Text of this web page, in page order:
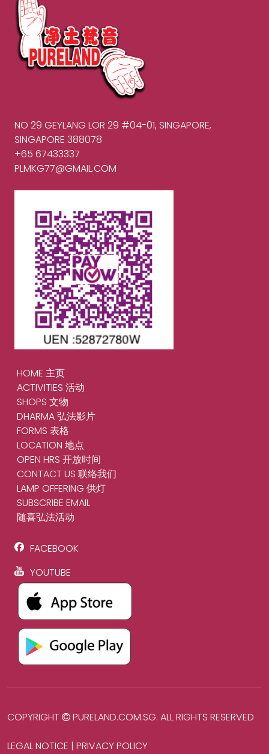
NO 29 GEYLANG LOR 29 #04-01, SINGAPORE,
SINGAPORE 388078
+65 67433337
PLMKG77@GMAIL.COM
HOME 主页
ACTIVITIES 活动
SHOPS 文物
DHARMA 弘法影片
FORMS 表格
LOCATION 地点
OPEN HRS 开放时间
CONTACT US 联络我们
LAMP OFFERING 供灯
SUBSCRIBE EMAIL
随喜弘法活动
FACEBOOK
YOUTUBE
COPYRIGHT PURELAND.COM.SG. ALL RIGHTS RESERVED
LEGAL NOTICE | PRIVACY POLICY